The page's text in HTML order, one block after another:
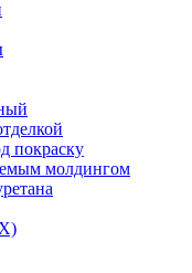
покраску
молдингом